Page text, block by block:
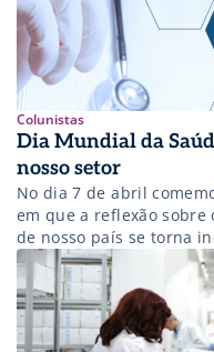
Colunistas
Dia Mundial da
nosso setor
No dia 7 de abril
em que a reflexão sobre
de nosso país se torna
gargalos na prestação
demanda de uma
cresce, é preciso corrigir